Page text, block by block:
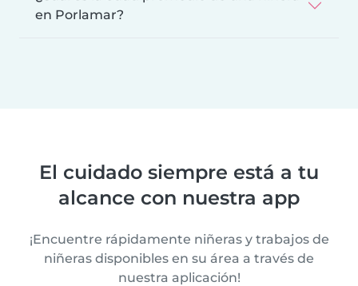
en Porlamar?
El cuidado siempre está a tu
alcance con nuestra app
¡Encuentre rápidamente niñeras y trabajos de
niñeras disponibles en su área a través de
nuestra aplicación!